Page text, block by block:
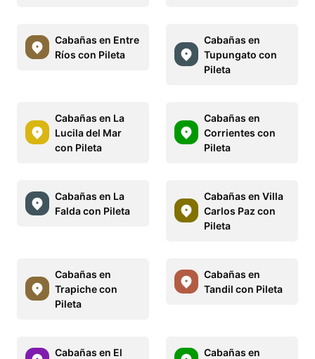
Cabañas en Entre
Ríos con Pileta
Cabañas en
Tupungato con
Pileta
Cabañas en La
Lucila del Mar
con Pileta
Cabañas en
Corrientes con
Pileta
Cabañas en La
Falda con Pileta
Cabañas en Villa
Carlos Paz con
Pileta
Cabañas en
Trapiche con
Pileta
Cabañas en
Tandil con Pileta
Cabañas en El
Cabañas en